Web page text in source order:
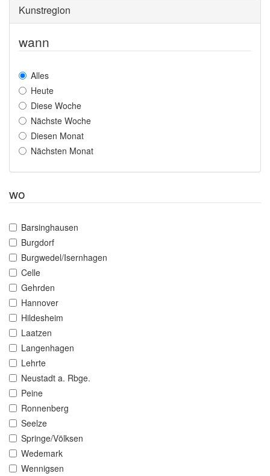
Kunstregion
wann
Alles
Heute
Diese Woche
Nächste Woche
Diesen Monat
Nächsten Monat
wo
Barsinghausen
Burgdorf
Burgwedel/Isernhagen
Celle
Gehrden
Hannover
Hildesheim
Laatzen
Langenhagen
Lehrte
Neustadt a. Rbge.
Peine
Ronnenberg
Seelze
Springe/Völksen
Wedemark
Wennigsen